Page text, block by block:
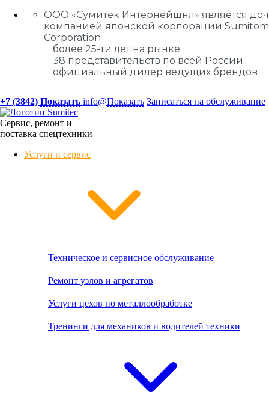
ООО «Сумитек Интернейшнл» является
компанией японской корпорации
Corporation
более 25-ти лет на рынке
38 представительств по всей России
официальный дилер ведущих брендов
+7 (3842) Показать info@Показать Записаться на обслуживание
Сервис, ремонт и
поставка спецтехники
Услуги и сервис
Техническое и сервисное обслуживание
Ремонт узлов и агрегатов
Услуги цехов по металлообработке
Тренинги для механиков и водителей техники